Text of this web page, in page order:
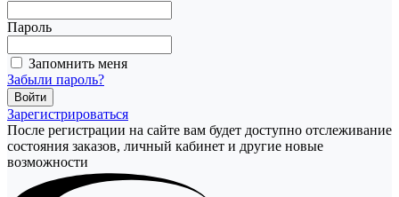
Пароль
Запомнить меня
Забыли пароль?
Зарегистрироваться
После регистрации на сайте вам будет доступно отслеживание
состояния заказов, личный кабинет и другие новые
возможности